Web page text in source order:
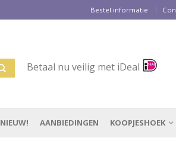
Bestel informatie
Betaal nu veilig met iDeal
NIEUW! AANBIEDINGEN KOOPJESHOEK